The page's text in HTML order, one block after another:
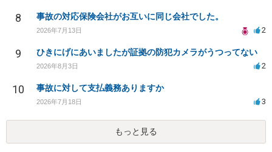
8 事故の対応保険会社がお互いに同じ会社でした。
2026年7月13日 2
9 ひきにげにあいましたが証拠の防犯カメラがうつってない
2026年8月3日 2
10 事故に対して支払義務ありますか
2026年7月18日 3
もっと見る